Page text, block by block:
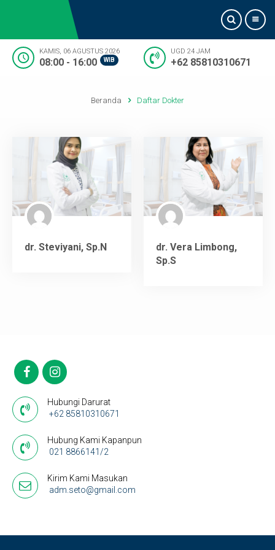
Informasi Dokter
Pelayanan
Artikel
KAMIS, 06 AGUSTUS 2026
08:00 - 16:00 WIB
UGD 24 JAM
+62 85810310671
Beranda Daftar Dokter
dr. Steviyani, Sp.N
dr. Vera Limbong,
Sp.S
Hubungi Darurat
+62 85810310671
Hubung Kami Kapanpun
021 8866141/2
Kirim Kami Masukan
adm.seto@gmail.com